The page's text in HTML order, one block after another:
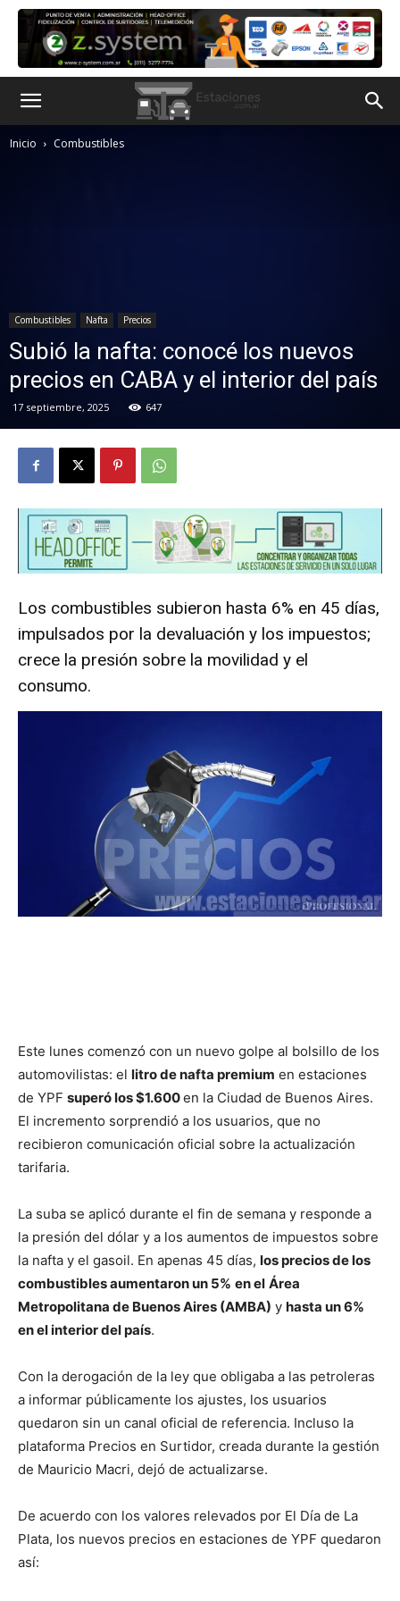
Inicio Combustibles
Combustibles Nafta Precios
Subió la nafta: conocé los nuevos
precios en CABA y el interior del país
17 septiembre, 2025 647
Los combustibles subieron hasta 6% en 45 días,
impulsados por la devaluación y los impuestos;
crece la presión sobre la movilidad y el
consumo.
Este lunes comenzó con un nuevo golpe al bolsillo de los
automovilistas: el litro de nafta premium en estaciones
de YPF superó los $1.600en la Ciudad de Buenos Aires.
El incremento sorprendió a los usuarios, que no
recibieron comunicación oficial sobre la actualización
tarifaria.
La suba se aplicó durante el fin de semana y responde a
la presión del dólar y a los aumentos de impuestos sobre
la nafta y el gasoil. En apenas 45 días, los precios de los
combustibles aumentaron un 5% en el Área
Metropolitana de Buenos Aires (AMBA) y hasta un 6%
en el interior del país.
Con la derogación de la ley que obligaba a las petroleras
a informar públicamente los ajustes, los usuarios
quedaron sin un canal oficial de referencia. Incluso la
plataforma Precios en Surtidor, creada durante la gestión
de Mauricio Macri, dejó de actualizarse.
De acuerdo con los valores relevados por El Día de La
Plata, los nuevos precios en estaciones de YPF quedaron
así: